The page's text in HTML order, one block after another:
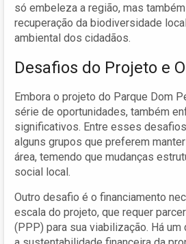
só embeleza a região, mas
recuperação da biodiversidade
ambiental dos cidadãos.
Desafios do Projeto e
Embora o projeto do Parque Dom
série de oportunidades, também
significativos. Entre esses
alguns grupos que preferem
área, temendo que mudanças
social local.
Outro desafio é o financiamento
escala do projeto, que requer
(PPP) para sua viabilização. Há